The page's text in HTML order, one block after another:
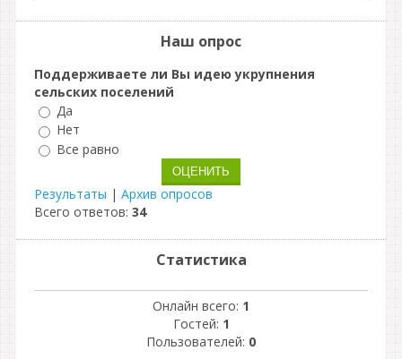
Наш опрос
Поддерживаете ли Вы идею укрупнения
сельских поселений
Да
Нет
Все равно
Результаты | Архив опросов
Всего ответов: 34
Статистика
Онлайн всего: 1
Гостей: 1
Пользователей: 0